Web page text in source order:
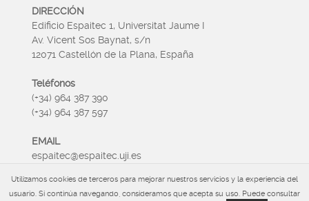
DIRECCIÓN
Edificio Espaitec 1, Universitat Jaume I
Av. Vicent Sos Baynat, s/n
12071 Castellón de la Plana, España
Teléfonos
(+34) 964 387 390
(+34) 964 387 597
EMAIL
espaitec@espaitec.uji.es
HORARIO
Utilizamos cookies de terceros para mejorar nuestros servicios y la experiencia del
usuario. Si continúa navegando, consideramos que acepta su uso. Puede consultar